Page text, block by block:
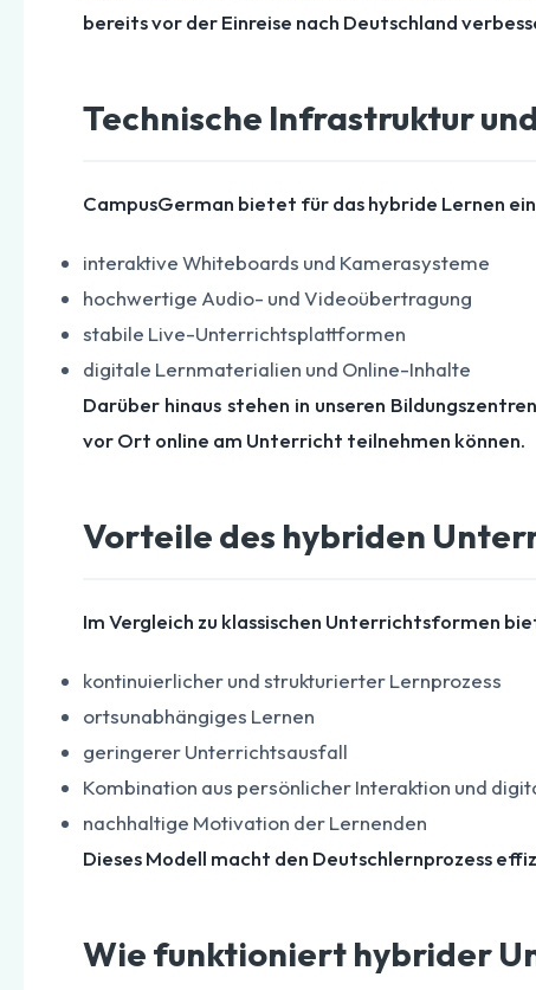
bereits vor der Einreise nach Deutschland
Technische Infrastruktur
CampusGerman bietet für das hybride Lernen
interaktive Whiteboards und Kamerasysteme
hochwertige Audio- und Videoübertragung
stabile Live-Unterrichtsplattformen
digitale Lernmaterialien und Online-Inhalte
Darüber hinaus stehen in unseren
vor Ort online am Unterricht teilnehmen können.
Vorteile des hybriden
Im Vergleich zu klassischen Unterrichtsformen
kontinuierlicher und strukturierter Lernprozess
ortsunabhängiges Lernen
geringerer Unterrichtsausfall
Kombination aus persönlicher Interaktion und
nachhaltige Motivation der Lernenden
Dieses Modell macht den Deutschlernprozess
Wie funktioniert hybrider